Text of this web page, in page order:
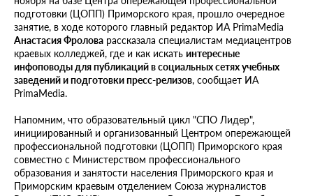
подготовки (ЦОПП) Приморского края, прошло очередное
занятие, в ходе которого главный редактор ИА PrimaMedia
Анастасия Фролова рассказала специалистам медиацентров
краевых колледжей, где и как искать интересные
инфоповоды для публикаций в социальных сетях учебных
заведений и подготовки пресс-релизов, сообщает ИА
PrimaMedia.
Напомним, что образовательный цикл "СПО Лидер",
инициированный и организованный Центром опережающей
профессиональной подготовки (ЦОПП) Приморского края
совместно с Министерством профессионального
образования и занятости населения Приморского края и
Приморским краевым отделением Союза журналистов